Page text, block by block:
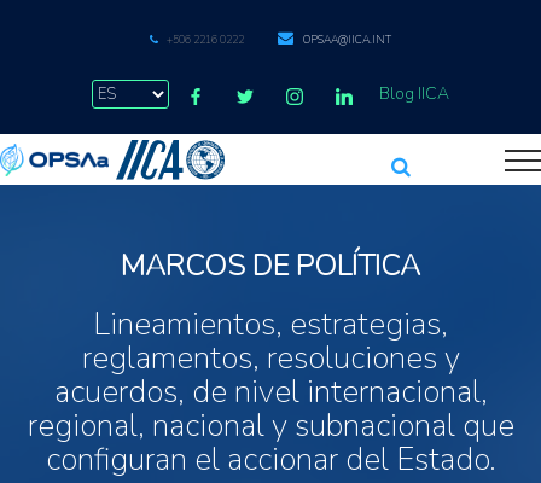
+506 2216 0222 OPSAA@IICA.INT
Blog IICA
MARCOS DE POLÍTICA
Lineamientos, estrategias,
reglamentos, resoluciones y
acuerdos, de nivel internacional,
regional, nacional y subnacional que
configuran el accionar del Estado.